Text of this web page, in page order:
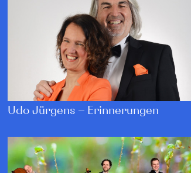
Udo Jürgens – Erinnerungen